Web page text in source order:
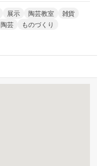
展示 陶芸教室
雑貨
陶芸
ものづくり